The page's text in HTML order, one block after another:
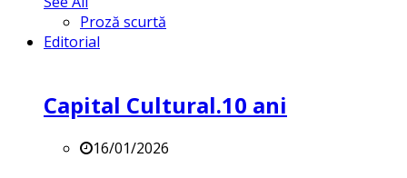
Proză scurtă
Editorial
Capital Cultural.10 ani
16/01/2026